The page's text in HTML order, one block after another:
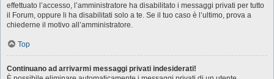
effettuato l’accesso, l’amministratore ha disabilitato i messaggi privati per tutto
il Forum, oppure li ha disabilitati solo a te. Se il tuo caso è l’ultimo, prova a
chiederne il motivo all’amministratore.
Top
Continuano ad arrivarmi messaggi privati indesiderati!